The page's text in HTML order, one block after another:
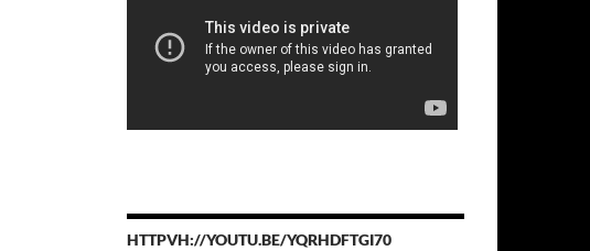
HTTPVH://YOUTU.BE/YQRHDFTGI70